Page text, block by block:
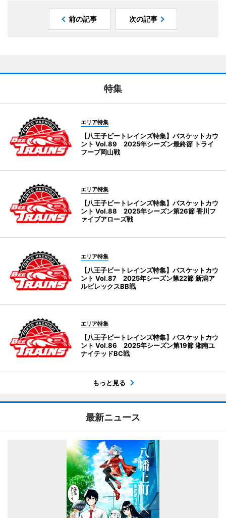
前の記事 次の記事
特集
エリア特集
【八王子ビートレインズ特集】バスケットカウ
ント Vol.89 2025年シーズン最終節 トライ
フープ岡山戦
エリア特集
【八王子ビートレインズ特集】バスケットカウ
ント Vol.88 2025年シーズン第26節 香川フ
ァイブアローズ戦
エリア特集
【八王子ビートレインズ特集】バスケットカウ
ント Vol.87 2025年シーズン第22節 新潟ア
ルビレックスBB戦
エリア特集
【八王子ビートレインズ特集】バスケットカウ
ント Vol.86 2025年シーズン第19節 湘南ユ
ナイテッドBC戦
もっと見る
最新ニュース